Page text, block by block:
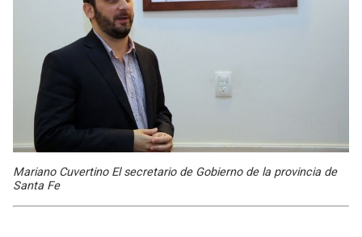
Mariano Cuvertino El secretario de Gobierno de la provincia de
Santa Fe